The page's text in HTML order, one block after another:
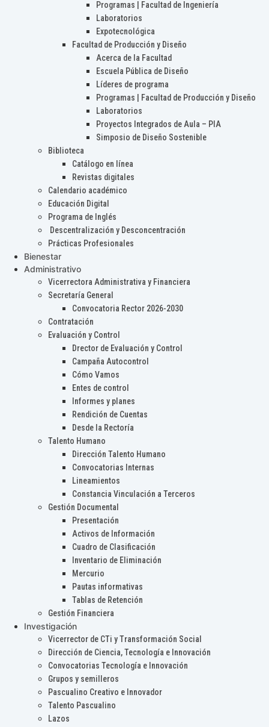
Programas | Facultad de Ingeniería
Laboratorios
Expotecnológica
Facultad de Producción y Diseño
Acerca de la Facultad
Escuela Pública de Diseño
Líderes de programa
Programas | Facultad de Producción y Diseño
Laboratorios
Proyectos Integrados de Aula – PIA
Simposio de Diseño Sostenible
Biblioteca
Catálogo en línea
Revistas digitales
Calendario académico
Educación Digital
Programa de Inglés
Descentralización y Desconcentración
Prácticas Profesionales
Bienestar
Administrativo
Vicerrectora Administrativa y Financiera
Secretaría General
Convocatoria Rector 2026-2030
Contratación
Evaluación y Control
Drector de Evaluación y Control
Campaña Autocontrol
Cómo Vamos
Entes de control
Informes y planes
Rendición de Cuentas
Desde la Rectoría
Talento Humano
Dirección Talento Humano
Convocatorias Internas
Lineamientos
Constancia Vinculación a Terceros
Gestión Documental
Presentación
Activos de Información
Cuadro de Clasificación
Inventario de Eliminación
Mercurio
Pautas informativas
Tablas de Retención
Gestión Financiera
Investigación
Vicerrector de CTi y Transformación Social
Dirección de Ciencia, Tecnología e Innovación
Convocatorias Tecnología e Innovación
Grupos y semilleros
Pascualino Creativo e Innovador
Talento Pascualino
Lazos